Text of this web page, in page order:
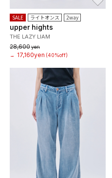
SALE ライトオンス 2way
upper hights
THE LAZY LIAM
28,600yen
→
17,160yen (40%off)